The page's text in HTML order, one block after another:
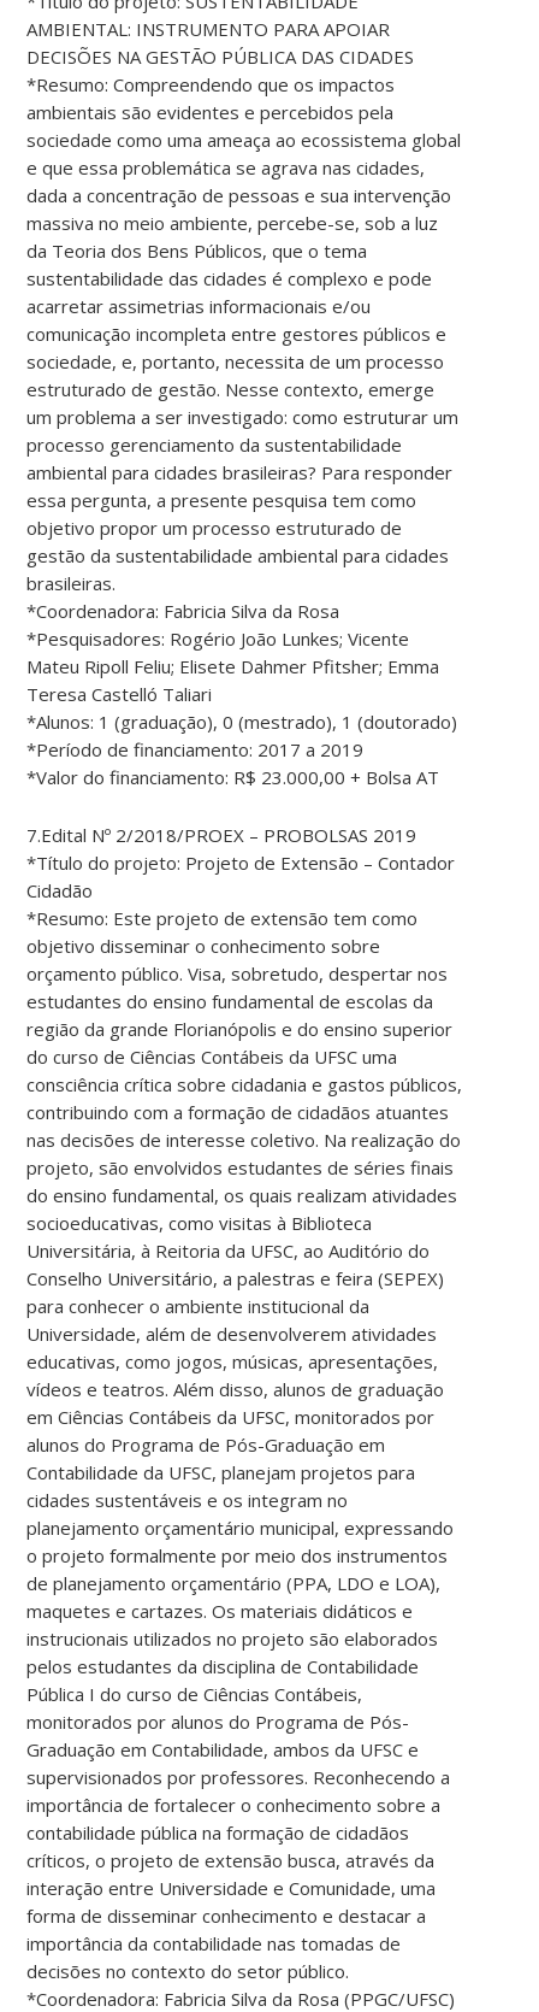
AMBIENTAL: INSTRUMENTO PARA APOIAR
DECISÕES NA GESTÃO PÚBLICA DAS CIDADES
*Resumo: Compreendendo que os impactos
ambientais são evidentes e percebidos pela
sociedade como uma ameaça ao ecossistema global
e que essa problemática se agrava nas cidades,
dada a concentração de pessoas e sua intervenção
massiva no meio ambiente, percebe-se, sob a luz
da Teoria dos Bens Públicos, que o tema
sustentabilidade das cidades é complexo e pode
acarretar assimetrias informacionais e/ou
comunicação incompleta entre gestores públicos e
sociedade, e, portanto, necessita de um processo
estruturado de gestão. Nesse contexto, emerge
um problema a ser investigado: como estruturar um
processo gerenciamento da sustentabilidade
ambiental para cidades brasileiras? Para responder
essa pergunta, a presente pesquisa tem como
objetivo propor um processo estruturado de
gestão da sustentabilidade ambiental para cidades
brasileiras.
*Coordenadora: Fabricia Silva da Rosa
*Pesquisadores: Rogério João Lunkes; Vicente
Mateu Ripoll Feliu; Elisete Dahmer Pfitsher; Emma
Teresa Castelló Taliari
*Alunos: 1 (graduação), 0 (mestrado), 1 (doutorado)
*Período de financiamento: 2017 a 2019
*Valor do financiamento: R$ 23.000,00 + Bolsa AT
7.Edital Nº 2/2018/PROEX – PROBOLSAS 2019
*Título do projeto: Projeto de Extensão – Contador
Cidadão
*Resumo: Este projeto de extensão tem como
objetivo disseminar o conhecimento sobre
orçamento público. Visa, sobretudo, despertar nos
estudantes do ensino fundamental de escolas da
região da grande Florianópolis e do ensino superior
do curso de Ciências Contábeis da UFSC uma
consciência crítica sobre cidadania e gastos públicos,
contribuindo com a formação de cidadãos atuantes
nas decisões de interesse coletivo. Na realização do
projeto, são envolvidos estudantes de séries finais
do ensino fundamental, os quais realizam atividades
socioeducativas, como visitas à Biblioteca
Universitária, à Reitoria da UFSC, ao Auditório do
Conselho Universitário, a palestras e feira (SEPEX)
para conhecer o ambiente institucional da
Universidade, além de desenvolverem atividades
educativas, como jogos, músicas, apresentações,
vídeos e teatros. Além disso, alunos de graduação
em Ciências Contábeis da UFSC, monitorados por
alunos do Programa de Pós-Graduação em
Contabilidade da UFSC, planejam projetos para
cidades sustentáveis e os integram no
planejamento orçamentário municipal, expressando
o projeto formalmente por meio dos instrumentos
de planejamento orçamentário (PPA, LDO e LOA),
maquetes e cartazes. Os materiais didáticos e
instrucionais utilizados no projeto são elaborados
pelos estudantes da disciplina de Contabilidade
Pública I do curso de Ciências Contábeis,
monitorados por alunos do Programa de Pós-
Graduação em Contabilidade, ambos da UFSC e
supervisionados por professores. Reconhecendo a
importância de fortalecer o conhecimento sobre a
contabilidade pública na formação de cidadãos
críticos, o projeto de extensão busca, através da
interação entre Universidade e Comunidade, uma
forma de disseminar conhecimento e destacar a
importância da contabilidade nas tomadas de
decisões no contexto do setor público.
*Coordenadora: Fabricia Silva da Rosa (PPGC/UFSC)